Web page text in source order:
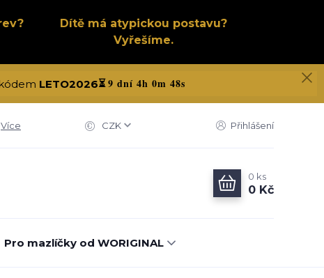
Dítě má atypickou postavu?
Vyřešíme.
LETO2026⏳9 dní 4h 0m 47s
Více CZK Přihlášení
0 ks
0 Kč
Pro mazlíčky od WORIGINAL